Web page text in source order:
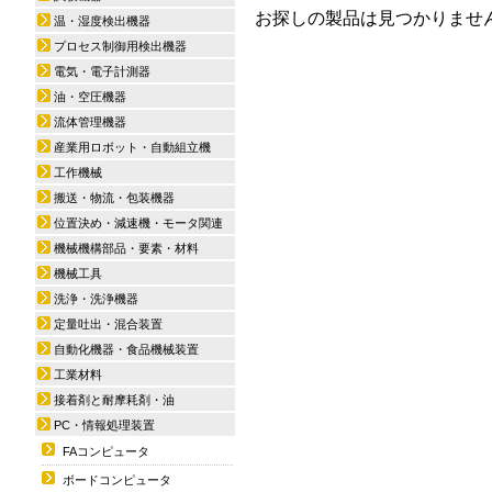
お探しの製品は見つかりませ
温・湿度検出機器
プロセス制御用検出機器
電気・電子計測器
油・空圧機器
流体管理機器
産業用ロボット・自動組立機
工作機械
搬送・物流・包装機器
位置決め・減速機・モータ関連
機械機構部品・要素・材料
機械工具
洗浄・洗浄機器
定量吐出・混合装置
自動化機器・食品機械装置
工業材料
接着剤と耐摩耗剤・油
PC・情報処理装置
FAコンピュータ
ボードコンピュータ